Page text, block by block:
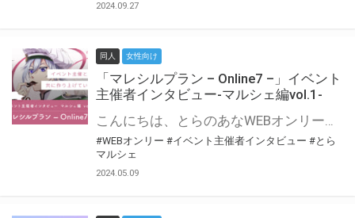
2024.09.27
同人 女性向け
「マレシルプラン – Online7 –」イベント
主催者インタビュー-マルシェ編vol.1-
こんにちは、とらのあなWEBオンリー運営スタッフです。 新たにお届けする、イベント主催者インタビュー-マルシェ編-は、 とらのあなWEBオンリー「マルシェ」をご利用した主催様に 「マルシェ」を使って開催した感想や心がけをお聞きする企画です。 今回は、WEBオンリー開催7回目迎えた「マレシルプラン – Online7 –」より、 主催の玉川うた様にお話を伺いました。 ▼マレシルプランのインタビュー前回記事 「イベント主催者インタビュー vol.6」はこちら 協力：玉川うた様（マレシルプラン実行委員会 代表）／イベント公式Twitter（@mallesil_plan） とらのあなWEBオンリー「マルシェ」とは？ WEBオンリーでリアルタイムでコミュニケーションがとれるオンライン会場です。
#WEBオンリー #イベント主催者インタビュー #とら
マルシェ
2024.05.09